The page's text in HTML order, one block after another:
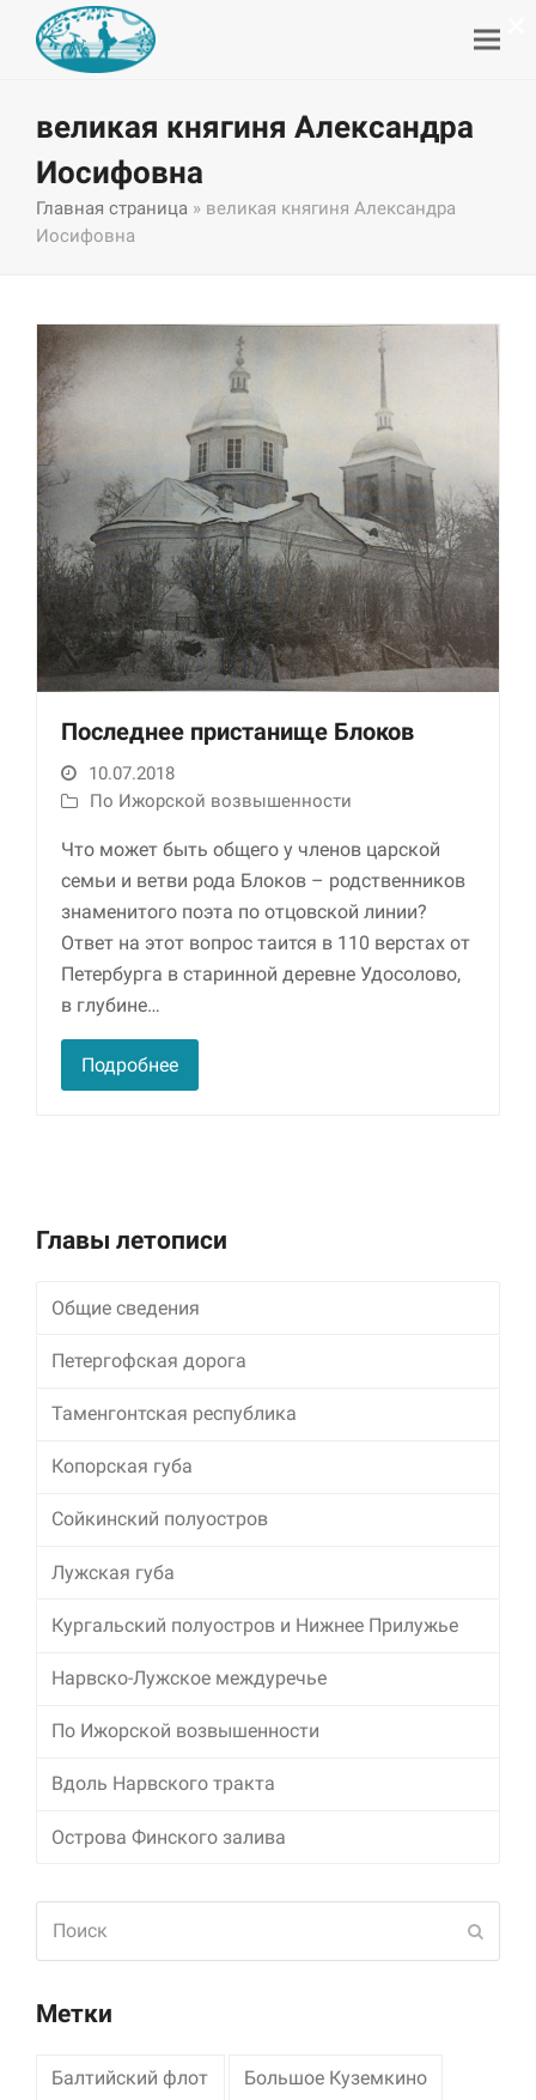
великая княгиня Александра
Иосифовна
Главная страница » великая княгиня Александра
Иосифовна
Последнее пристанище Блоков
10.07.2018
По Ижорской возвышенности
Что может быть общего у членов царской
семьи и ветви рода Блоков – родственников
знаменитого поэта по отцовской линии?
Ответ на этот вопрос таится в 110 верстах от
Петербурга в старинной деревне Удосолово,
в глубине…
Подробнее
Главы летописи
Общие сведения
Петергофская дорога
Таменгонтская республика
Копорская губа
Сойкинский полуостров
Лужская губа
Кургальский полуостров и Нижнее Прилужье
Нарвско-Лужское междуречье
По Ижорской возвышенности
Вдоль Нарвского тракта
Острова Финского залива
Метки
Балтийский флот Большое Куземкино
Необходимые
этих файлов cookie
обязательно. Они
необходимы для
функционирования
веб-сайта.
Делясь своими
информацией о вашем
предложения.